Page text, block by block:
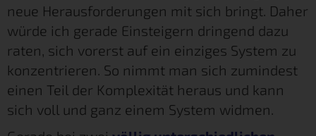
neue Herausforderungen mit sich bringt. Daher
würde ich gerade Einsteigern dringend dazu
raten, sich vorerst auf ein einziges System zu
konzentrieren. So nimmt man sich zumindest
einen Teil der Komplexität heraus und kann
sich voll und ganz einem System widmen.